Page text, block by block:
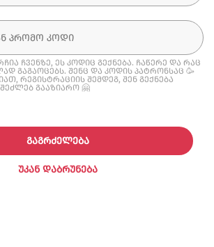
ჩვენზე, ეს კოდიც გექნება. ჩაწერე და რაც
გაგაოცებს. შენც და კოდის პატრონსაც 🥳
რეგისტრაციის შემდეგ, შენ გექნება
გააზიარო 🤗
ᲣᲙᲐᲜ ᲓᲐᲑᲠᲣᲜᲔᲑᲐ
ᲒᲐᲒᲠᲫᲔᲚᲔᲑᲐ